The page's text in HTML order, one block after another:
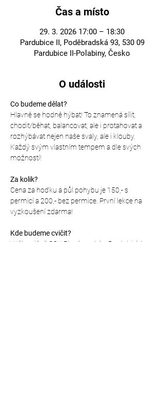
Čas a místo
29. 3. 2026 17:00 – 18:30
Pardubice II, Poděbradská 93, 530 09
Pardubice II-Polabiny, Česko
O události
Co budeme dělat?
Hlavně se hodně hýbat! To znamená sílit,
chodit/běhat, balancovat, ale i protahovat a
rozhýbávat nejen naše svaly, ale i klouby.
Každý svým vlastním tempem a dle svých
možností!
Za kolik?
Cena za hoďku a půl pohybu je 150,- s
permicí a 200,- bez permice. První lekce na
vyzkoušení zdarma!
Kde budeme cvičit?
V tělocvičně SOU Plynárenská v Pardubicích